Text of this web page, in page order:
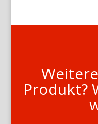
Produkt?